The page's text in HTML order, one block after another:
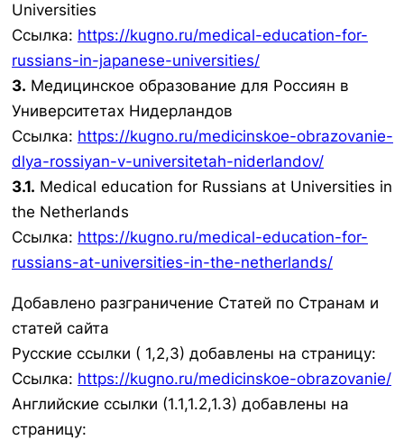
Universities
Ссылка: https://kugno.ru/medical-education-for-
russians-in-japanese-universities/
3. Медицинское образование для Россиян в
Университетах Нидерландов
Ссылка: https://kugno.ru/medicinskoe-obrazovanie-
dlya-rossiyan-v-universitetah-niderlandov/
3.1. Medical education for Russians at Universities in
the Netherlands
Ссылка: https://kugno.ru/medical-education-for-
russians-at-universities-in-the-netherlands/
Добавлено разграничение Статей по Странам и
статей сайта
Русские ссылки ( 1,2,3) добавлены на страницу:
Ссылка: https://kugno.ru/medicinskoe-obrazovanie/
Английские ссылки (1.1,1.2,1.3) добавлены на
страницу: